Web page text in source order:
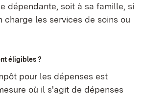
dépendante, soit à sa famille, si
charge les services de soins ou
éligibles ?
pour les dépenses est
où il s'agit de dépenses